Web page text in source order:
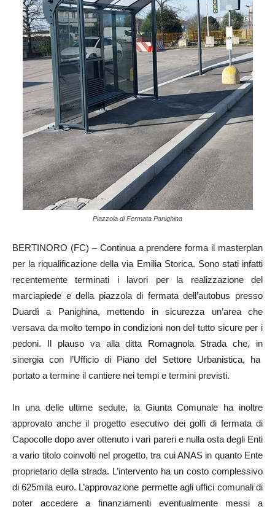
Piazzola di Fermata Panighina
BERTINORO (FC) – Continua a prendere forma il masterplan
per la riqualificazione della via Emilia Storica. Sono stati infatti
recentemente terminati i lavori per la realizzazione del
marciapiede e della piazzola di fermata dell’autobus presso
Duardì a Panighina, mettendo in sicurezza un’area che
versava da molto tempo in condizioni non del tutto sicure per i
pedoni. Il plauso va alla ditta Romagnola Strada che, in
sinergia con l’Ufficio di Piano del Settore Urbanistica, ha
portato a termine il cantiere nei tempi e termini previsti.
In una delle ultime sedute, la Giunta Comunale ha inoltre
approvato anche il progetto esecutivo dei golfi di fermata di
Capocolle dopo aver ottenuto i vari pareri e nulla osta degli Enti
a vario titolo coinvolti nel progetto, tra cui ANAS in quanto Ente
proprietario della strada. L’intervento ha un costo complessivo
di 625mila euro. L’approvazione permette agli uffici comunali di
poter accedere a finanziamenti eventualmente messi a